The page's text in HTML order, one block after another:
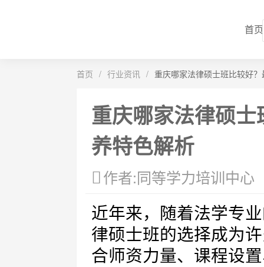
首页
首页 / 行业资讯 / 重庆哪家法律硕士班比较好
重庆哪家法律硕
养特色解析
作者:同等学力培训中心
近年来，随着法学专
律硕士班的选择成为
合师资力量、课程设